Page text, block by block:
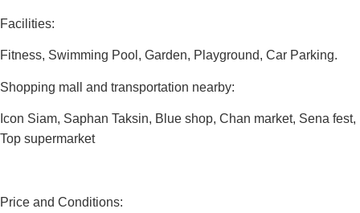
Facilities:
Fitness, Swimming Pool, Garden, Playground, Car Parking.
Shopping mall and transportation nearby:
Icon Siam, Saphan Taksin, Blue shop, Chan market, Sena fest,
Top supermarket
Price and Conditions: